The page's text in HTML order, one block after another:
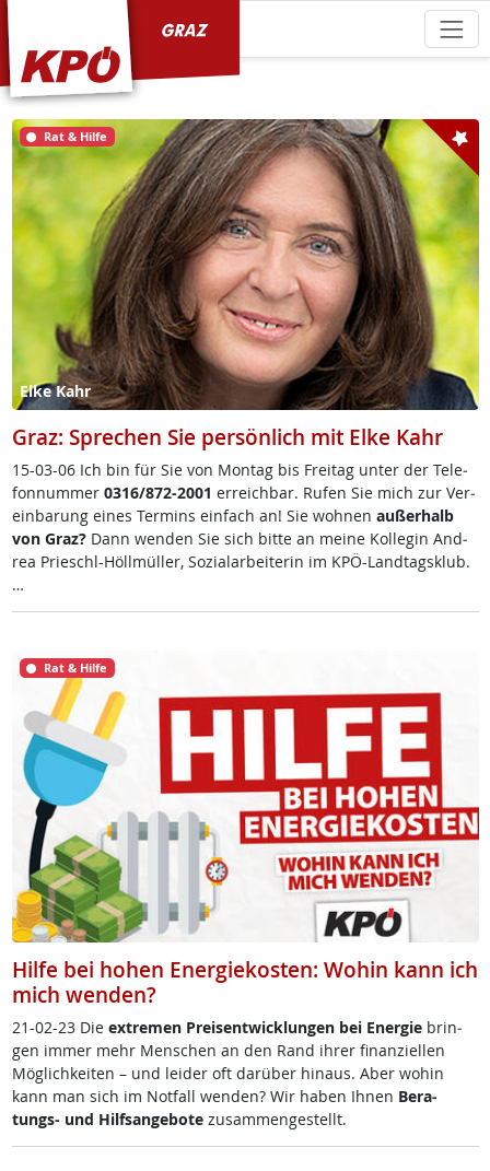
Rat & Hilfe
Elke Kahr
Graz: Sprechen Sie persönlich mit Elke Kahr
15-03-06 Ich bin für Sie von Mon­tag bis Frei­tag un­ter der Te­le­
fon­num­mer 0316/872-2001 er­reich­bar. Ru­fen Sie mich zur Ve­r­
ein­ba­rung ei­nes Ter­mins ein­fach an! Sie woh­nen au­ßer­halb
von Graz?Dann wen­den Sie sich bit­te an mei­ne Kol­le­gin And­
rea Prie­schl-Höll­mül­ler, So­zial­ar­bei­te­rin im KPÖ-Land­tags­klub.
…
Rat & Hilfe
Hilfe bei hohen Energiekosten: Wohin kann ich
mich wenden?
21-02-23 Die ex­t­re­men Preis­ent­wick­lun­gen bei En­er­giebrin­
gen im­mer mehr Men­schen an den Rand ih­rer fi­nan­zi­el­len
Mög­lich­kei­ten – und lei­der oft dar­über hin­aus. Aber wo­hin
kann man sich im Not­fall wen­den? Wir ha­ben Ih­nen Be­ra­
tungs- und Hilf­s­an­ge­bo­te zu­sam­men­ge­s­tellt.